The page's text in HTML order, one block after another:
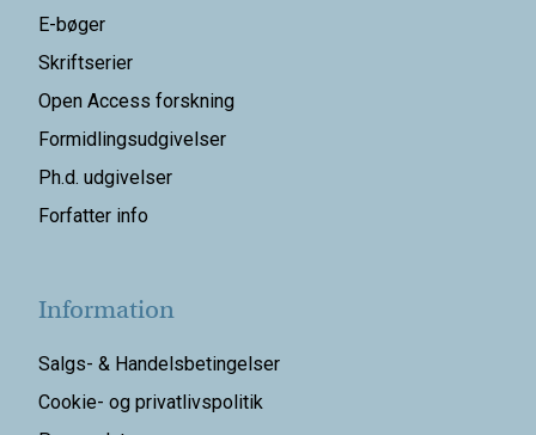
E-bøger
Skriftserier
Open Access forskning
Formidlingsudgivelser
Ph.d. udgivelser
Forfatter info
Information
Salgs- & Handelsbetingelser
Cookie- og privatlivspolitik